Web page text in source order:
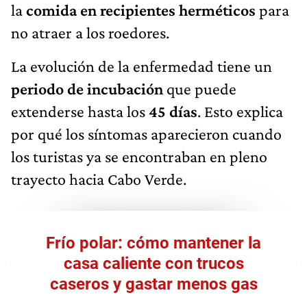
lacomida en recipientes herméticos para
no atraer a los roedores.
La evolución de la enfermedad tiene un
periodo de incubación que puede
extenderse hasta los45 días. Esto explica
por qué los síntomas aparecieron cuando
los turistas ya se encontraban en pleno
trayecto hacia Cabo Verde.
Frío polar: cómo mantener la
casa caliente con trucos
caseros y gastar menos gas